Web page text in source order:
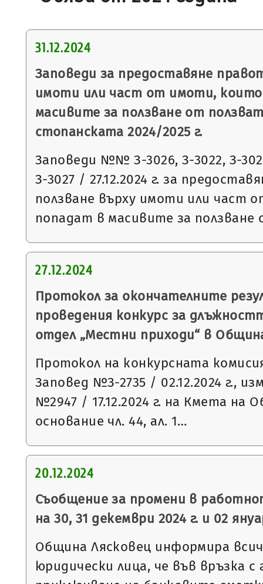
31.12.2024
Заповеди за предоставяне
имоти или част от имоти,
масивите за ползване от
стопанската 2024/2025 г.
Заповеди №№ З-3026, З-3022, З-
З-3027 / 27.12.2024 г. за
ползване върху имоти или част
попадат в масивите за ползване
27.12.2024
Протокол за окончателните
проведения конкурс за
отдел „Местни приходи“ в
Протокол на конкурсната
Заповед №З-2735 / 02.12.2024 г.,
№2947 / 17.12.2024 г. на Кмета на
основание чл. 44, ал. 1…
20.12.2024
Съобщение за промени в
на 30, 31 декември 2024 г. и 02
Община Лясковец информира
юридически лица, че във връзка